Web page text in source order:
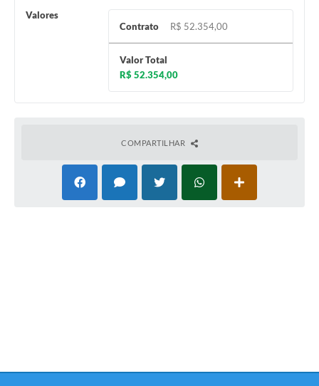
Valores
Contrato
R$ 52.354,00
Valor Total
R$ 52.354,00
COMPARTILHAR